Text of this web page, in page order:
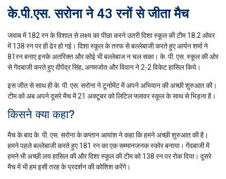
के.पी.एस. सरोना ने 43 रनों से जीता मैच
जवाब में 182 रन के विशाल से लक्ष्य का पीछा करने उतरी दिशा स्कूल की टीम 18.2 ओवर
में 138 रन पर ही ढेर हो गई। दिशा स्कूल के तरफ से बल्लेबाजी करते हुए आर्यन शर्मा ने
81रन बनाए इनके अतरिक्त और कोई भी बल्लेबाज न चल सका। के. पी. एस. स्कूल की ओर
से गेंदबाजी करते हुए दीपेंद्र सिंह, अगमजोत और विवान ने 2-2 विकेट हासिल किये।
इस जीत से साथ ही के. पी. एस. सरोना ने टूर्नामेंट में अपने अभियान की अच्छी शुरुआत की।
टीम को अब अपने दूसरे मैच में 21 अक्टूबर को लिटिल फ्लावर स्कूल के साथ से भिड़ना है।
किसने क्या कहा?
मैच के बाद के. पी. एस. सरोना के कप्तान आयांश ने कहा कि हमने अच्छी शुरुआत की है।
हमने पहले बल्लेबाजी करते हुए 181 रन का एक सम्मानजनक स्कोर बनाया। गेंदबाजी में
हमने भी अच्छी लय हासिल की और दिशा स्कूल की टीम को 138 रन पर रोक दिया। दूसरे
मैच में भी हम इसी तरह के प्रदर्शन की कोशिश करेंगे।